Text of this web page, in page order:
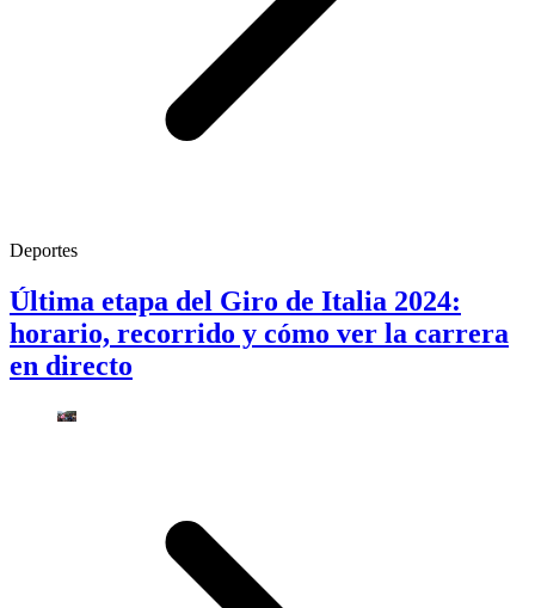
Deportes
Última etapa del Giro de Italia 2024:
horario, recorrido y cómo ver la carrera
en directo